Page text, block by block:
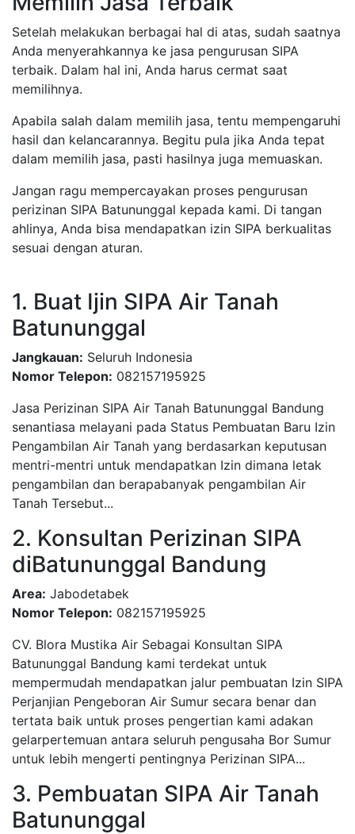
Setelah melakukan berbagai hal di atas, sudah saatnya
Anda menyerahkannya ke jasa pengurusan SIPA
terbaik. Dalam hal ini, Anda harus cermat saat
memilihnya.
Apabila salah dalam memilih jasa, tentu mempengaruhi
hasil dan kelancarannya. Begitu pula jika Anda tepat
dalam memilih jasa, pasti hasilnya juga memuaskan.
Jangan ragu mempercayakan proses pengurusan
perizinan SIPA Batununggal kepada kami. Di tangan
ahlinya, Anda bisa mendapatkan izin SIPA berkualitas
sesuai dengan aturan.
1. Buat Ijin SIPA Air Tanah
Batununggal
Jangkauan: Seluruh Indonesia
Nomor Telepon: 082157195925
Jasa Perizinan SIPA Air Tanah Batununggal Bandung
senantiasa melayani pada Status Pembuatan Baru Izin
Pengambilan Air Tanah yang berdasarkan keputusan
mentri-mentri untuk mendapatkan Izin dimana letak
pengambilan dan berapabanyak pengambilan Air
Tanah Tersebut...
2. Konsultan Perizinan SIPA
diBatununggal Bandung
Area: Jabodetabek
Nomor Telepon: 082157195925
CV. Blora Mustika Air Sebagai Konsultan SIPA
Batununggal Bandung kami terdekat untuk
mempermudah mendapatkan jalur pembuatan Izin SIPA
Perjanjian Pengeboran Air Sumur secara benar dan
tertata baik untuk proses pengertian kami adakan
gelarpertemuan antara seluruh pengusaha Bor Sumur
untuk lebih mengerti pentingnya Perizinan SIPA...
3. Pembuatan SIPA Air Tanah
Batununggal